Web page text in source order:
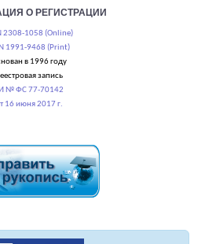
О РЕГИСТРАЦИИ
2308-1058 (Online)
1991-9468 (Print)
в 1996 году
запись
№ ФС 77-70142
16 июня 2017 г.